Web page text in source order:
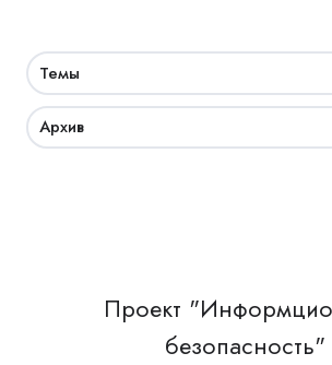
Темы
Архив
Проект
безопасность"